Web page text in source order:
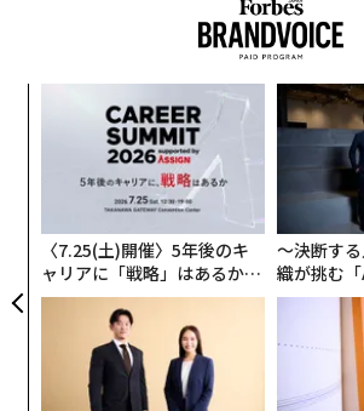
報部門を率い、2021年に副会長に就任
継者である彼女の会社のトップへの道
た。
〈7.25(土)開催〉5年後のキ
ャリアに「戦略」はあるか。
トップエグゼクティブのキャ
リアに触れる1日│CAREER S
UMMIT 2026
〜決断す
織が挑む
う”企業か
TTドコモ